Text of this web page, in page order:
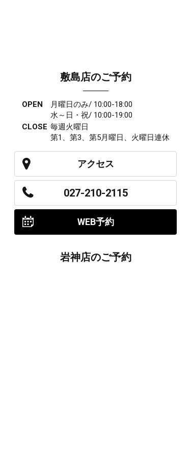
敷島店のご予約
OPEN
月曜日のみ/ 10:00-18:00
水～日・祝/ 10:00-19:00
CLOSE 毎週火曜日
第1、第3、第5月曜日、火曜日連休
アクセス
027-210-2115
WEB予約
岩神店のご予約